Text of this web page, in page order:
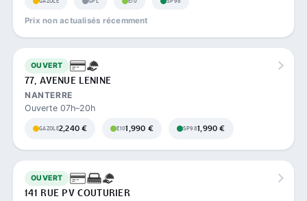
Prix non actualisés récemment
OUVERT
77, AVENUE LENINE
NANTERRE
Ouverte 07h–20h
GAZOLE2,240 € E101,990 € SP981,990 €
OUVERT
141 RUE PV COUTURIER